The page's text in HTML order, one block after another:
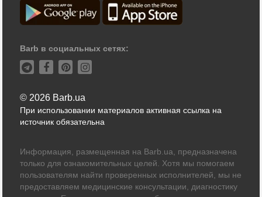
Barb в социальных сетях:
© 2026 Barb.ua
При использовании материалов активная ссылка на
источник обязательна
Информация, размещенная на Barb.ua, предназначена
только для ознакомительных целей. Хотя мы помогаем
пользователям найти проверенных исполнителей, мы не
предоставляем медицинские консультации, диагностику